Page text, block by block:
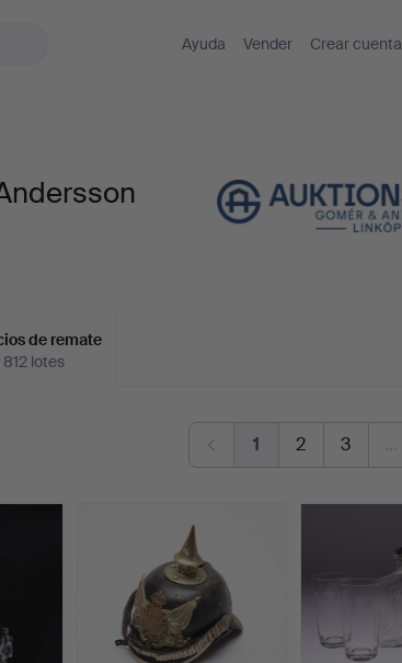
Ayuda Vender Crear cuenta
de remate
lotes
1 2 3 …